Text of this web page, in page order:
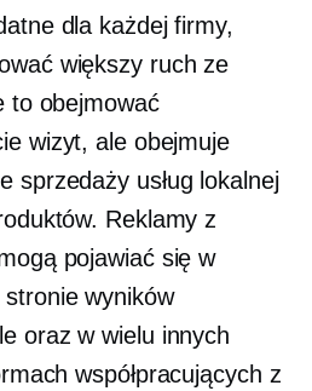
dla każdej firmy,
większy ruch ze
to obejmować
wizyt, ale obejmuje
sprzedaży usług lokalnej
Reklamy z
pojawiać się w
wyników
oraz w wielu innych
współpracujących z